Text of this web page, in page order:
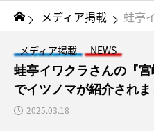
メディア掲載 蛙亭イワクラ
メディア掲載
NEWS
蛙亭イワクラさんの『宮
でイツノマが紹介されま
2025.03.18